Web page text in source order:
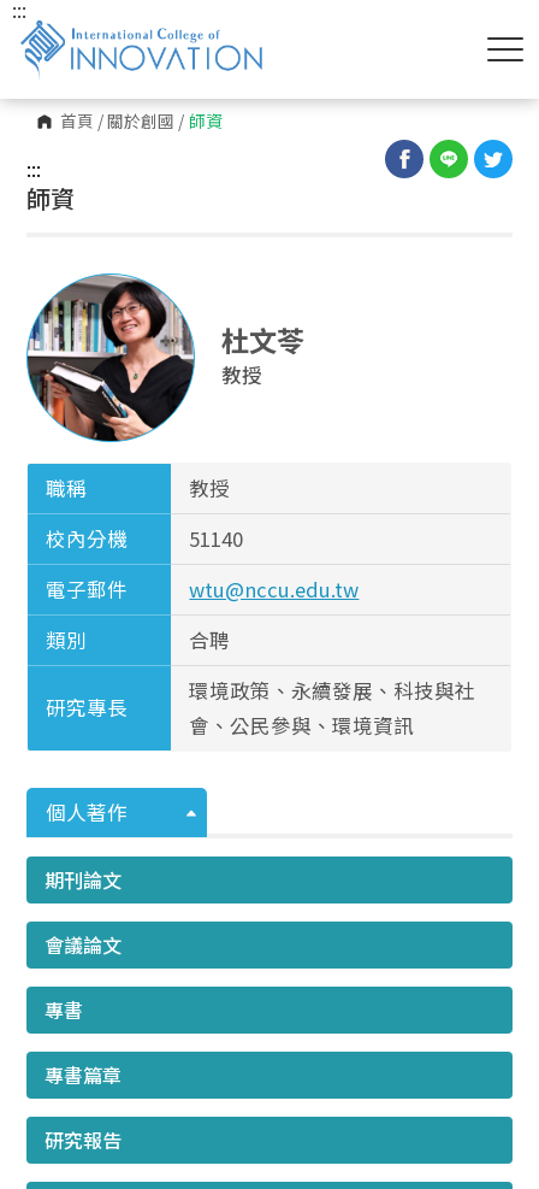
首頁 /關於創國 / 師資
:::
:::
師資
杜文苓
教授
職稱
教授
校內分機
51140
電子郵件
wtu@nccu.edu.tw
類別
合聘
研究專長
環境政策、永續發展、科技與社
會、公民參與、環境資訊
個人著作
期刊論文
會議論文
專書
專書篇章
研究報告